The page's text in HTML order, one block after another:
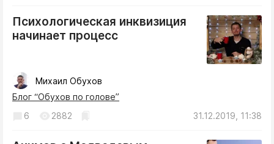
Психологическая инквизиция
начинает процесс
Михаил Обухов
Блог “Обухов по голове”
31.12.2019, 11:38
6 2882